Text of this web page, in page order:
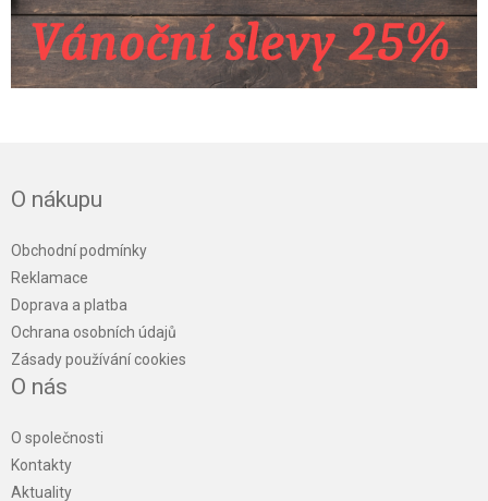
O nákupu
Obchodní podmínky
Reklamace
Doprava a platba
Ochrana osobních údajů
Zásady používání cookies
O nás
O společnosti
Kontakty
Aktuality